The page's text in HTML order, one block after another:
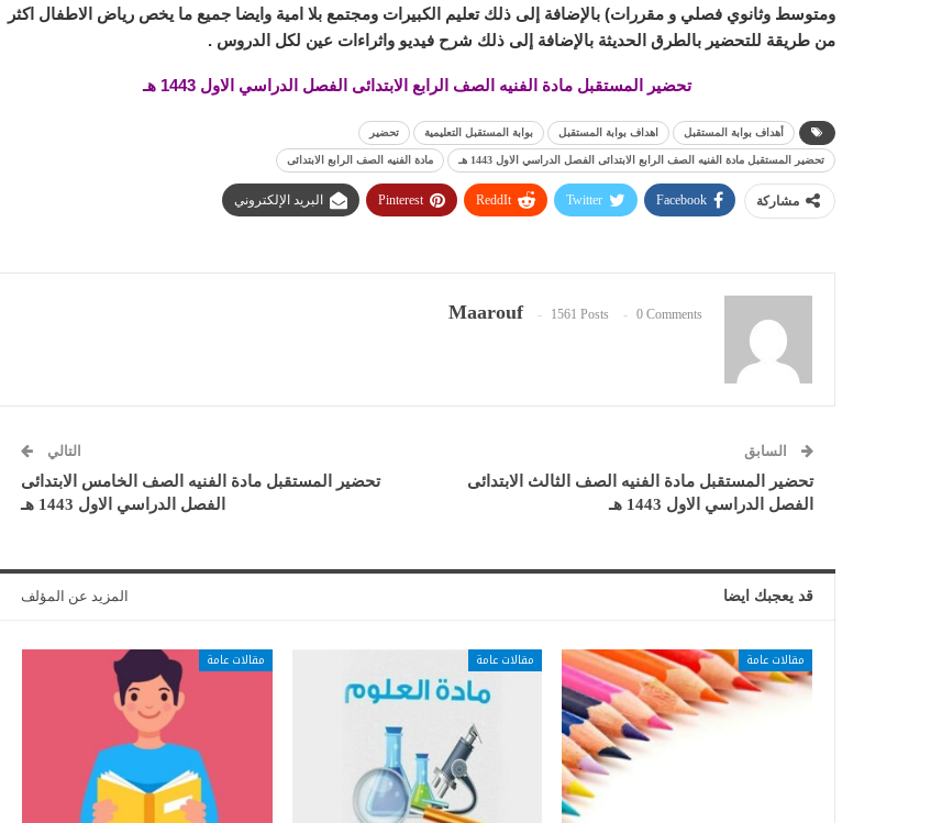
ومتوسط وثانوي فصلي و مقررات) بالإضافة إلى ذلك تعليم الكبيرات ومجتمع بلا امية وايضا جميع ما يخص رياض الاطفال اكثر
من طريقة للتحضير بالطرق الحديثة بالإضافة إلى ذلك شرح فيديو واثراءات عين لكل الدروس .
تحضير المستقبل مادة الفنيه الصف الرابع الابتدائى الفصل الدراسي الاول 1443 هـ
أهداف بوابة المستقبل اهداف بوابة المستقبل بوابة المستقبل التعليمية تحضير
تحضير المستقبل مادة الفنيه الصف الرابع الابتدائى الفصل الدراسي الاول 1443 هـ مادة الفنيه الصف الرابع الابتدائى
مشاركة Facebook
Twitter
ReddIt
Pinterest البريد الإلكتروني
Maarouf 1561 Posts 0 Comments
السابق
تحضير المستقبل مادة الفنيه الصف الثالث الابتدائى
الفصل الدراسي الاول 1443 هـ
التالي
تحضير المستقبل مادة الفنيه الصف الخامس الابتدائى
الفصل الدراسي الاول 1443 هـ
قد يعجبك ايضا المزيد عن المؤلف
مقالات عامة مقالات عامة مقالات عامة